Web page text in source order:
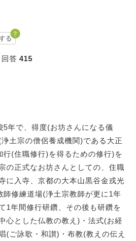
る
？
回答 415
5年で、得度(お坊さんになる儀
土宗の僧侶養成機関)である大正
行(住職修行)を得るための修行)を
の正式なお坊さんとしての、住職
に入寺、京都の大本山黒谷金戎光
師修練道場(浄土宗教師が更に1年
1年間修行研鑽、その後も研鑽を
心とした仏教の教え)・法式(お経
(ご詠歌・和讃)・布教(教えの伝え